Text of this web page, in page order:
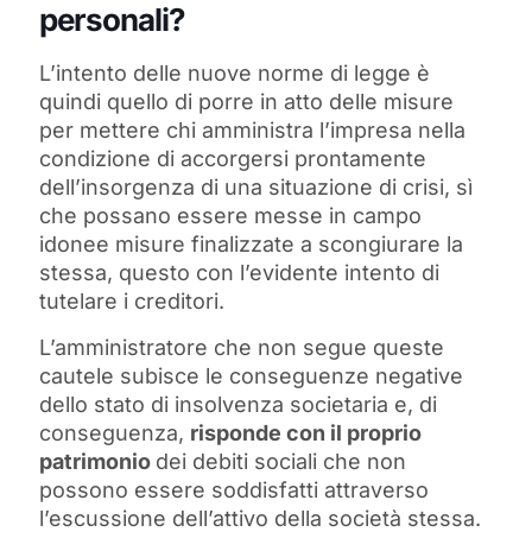
personali?
L’intento delle nuove norme di legge è
quindi quello di porre in atto delle misure
per mettere chi amministra l’impresa nella
condizione di accorgersi prontamente
dell’insorgenza di una situazione di crisi, sì
che possano essere messe in campo
idonee misure finalizzate a scongiurare la
stessa, questo con l’evidente intento di
tutelare i creditori.
L’amministratore che non segue queste
cautele subisce le conseguenze negative
dello stato di insolvenza societaria e, di
conseguenza, risponde con il proprio
patrimonio dei debiti sociali che non
possono essere soddisfatti attraverso
l’escussione dell’attivo della società stessa.